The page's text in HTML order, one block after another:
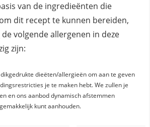
van de ingredieënten die
dit recept te kunnen bereiden,
de volgende allergenen in deze
zijn:
dieëten/allergieën om aan te geven
je te maken hebt. We zullen je
en ons aanbod dynamisch afstemmen
kunt aanhouden.